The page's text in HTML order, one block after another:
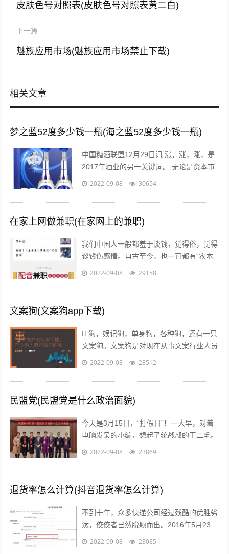
皮肤色号对照表(皮肤色号对照表黄二白)
下一篇
魅族应用市场(魅族应用市场禁止下载)
相关文章
梦之蓝52度多少钱一瓶(海之蓝52度多少钱一瓶)
中国糖酒联盟12月29日讯 涨，涨，涨，是
2017年酒业的另一关键词。 无论是资本市
场还是现货市场，无论是从高端到次高端品
2022-09-08 30654
在家上网做兼职(在家网上的兼职)
我们中国人一般都羞于谈钱，觉得俗，觉得
谈钱伤感情。自古至今，也一直都有“农本
商末”“学而优则仕”的思想传统。已经开始做
2022-09-08 29158
文案狗(文案狗app下载)
IT狗，娱记狗，单身狗，各种狗，还有一只
文案狗。文案狗是对现在从事文案行业人员
的统称，白天看案例写文案，晚上看稿子改
2022-09-08 28512
民盟党(民盟党是什么政治面貌)
今天是3月15日，“打假日”！一大早，对着
电脑发呆的小编，想起了统战部的王二毛。
有一天，王二毛吃完饭遛弯遇见隔壁王阿
2022-09-08 23869
退货率怎么计算(抖音退货率怎么计算)
不到十年，众多快递公司经过残酷的优胜劣
汰，佼佼者已然脱颖而出。2016年5月23
日，鼎泰新材（002352.SZ)披露了“重大资
2022-09-08 23085